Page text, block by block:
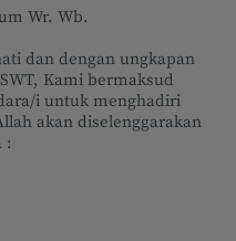
Wr. Wb.
dan dengan ungkapan
Kami bermaksud
i untuk menghadiri
akan diselenggarakan
: